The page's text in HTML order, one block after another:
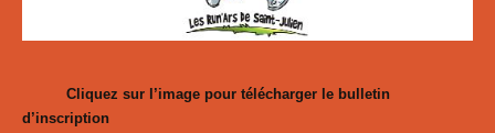
Cliquez sur l’image pour télécharger le bulletin
d’inscription